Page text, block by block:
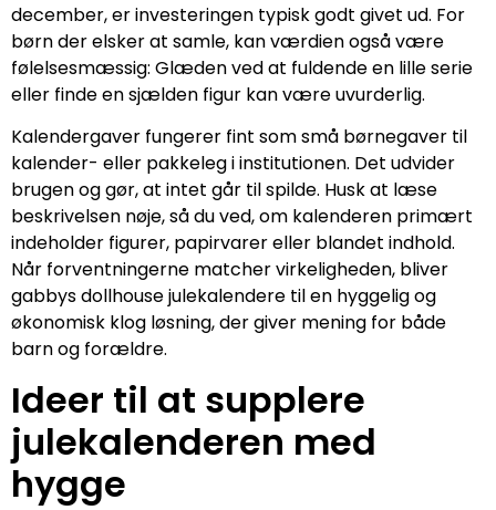
december, er investeringen typisk godt givet ud. For
børn der elsker at samle, kan værdien også være
følelsesmæssig: Glæden ved at fuldende en lille serie
eller finde en sjælden figur kan være uvurderlig.
Kalendergaver fungerer fint som små børnegaver til
kalender- eller pakkeleg i institutionen. Det udvider
brugen og gør, at intet går til spilde. Husk at læse
beskrivelsen nøje, så du ved, om kalenderen primært
indeholder figurer, papirvarer eller blandet indhold.
Når forventningerne matcher virkeligheden, bliver
gabbys dollhouse julekalendere til en hyggelig og
økonomisk klog løsning, der giver mening for både
barn og forældre.
Ideer til at supplere
julekalenderen med
hygge